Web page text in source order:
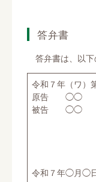
答弁書
答弁書は、以下
令和７年（ワ
原告 ◯◯
被告 ◯◯
令和７年◯月◯